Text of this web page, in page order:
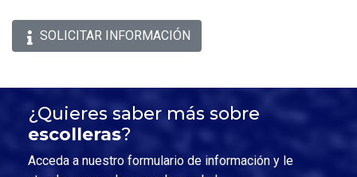
SOLICITAR INFORMACIÓN
¿Quieres saber más sobre
escolleras?
Acceda a nuestro formulario de información y le